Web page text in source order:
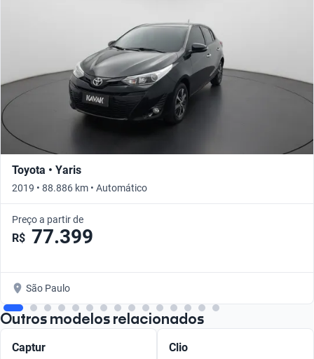
Toyota • Yaris
2019 • 88.886 km • Automático
Preço a partir de
R$ 77.399
São Paulo
Outros modelos relacionados
Captur Clio